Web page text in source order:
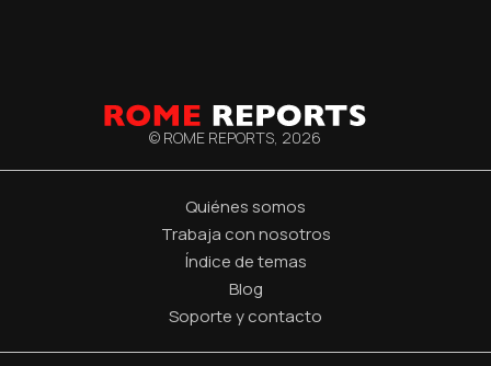
© ROME REPORTS, 2026
Quiénes somos
Trabaja con nosotros
Índice de temas
Blog
Soporte y contacto